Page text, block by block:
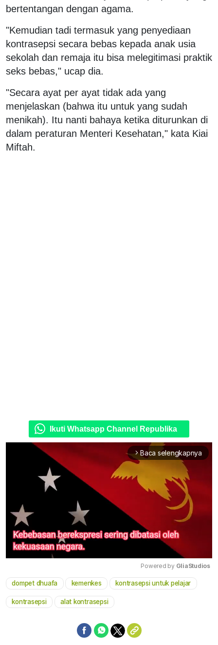
bertentangan dengan agama.
"Kemudian tadi termasuk yang penyediaan
kontrasepsi secara bebas kepada anak usia
sekolah dan remaja itu bisa melegitimasi praktik
seks bebas," ucap dia.
"Secara ayat per ayat tidak ada yang
menjelaskan (bahwa itu untuk yang sudah
menikah). Itu nanti bahaya ketika diturunkan di
dalam peraturan Menteri Kesehatan," kata Kiai
Miftah.
Ikuti Whatsapp Channel Republika
arrow_forward_ios Baca selengkapnya
Mute
Powered by GliaStudios
dompet dhuafa kemenkes kontrasepsi untuk pelajar
kontrasepsi alat kontrasepsi